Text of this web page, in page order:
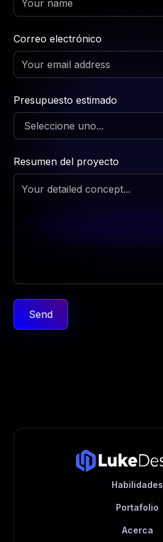
Correo electrónico
Presupuesto estimado
Resumen del proyecto
Habilidades
Portafolio
Acerca